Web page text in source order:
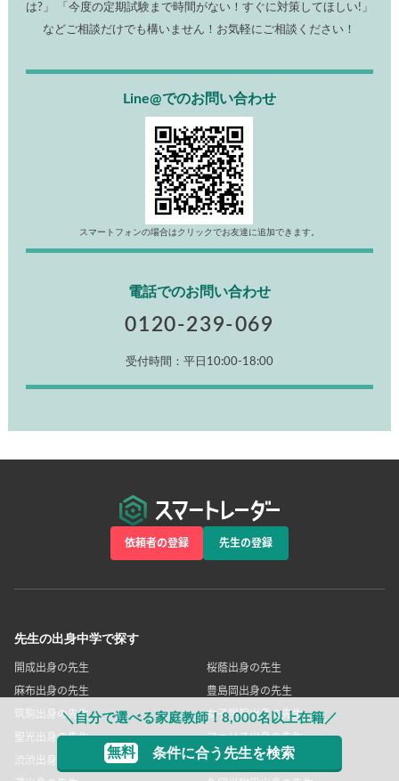
は?」 「今度の定期試験まで時間がない！すぐに対策してほしい!」
などご相談だけでも構いません！お気軽にご相談ください！
Line@でのお問い合わせ
スマートフォンの場合はクリックでお友達に追加できます。
電話でのお問い合わせ
0120-239-069
受付時間：平日10:00-18:00
＼自分で選べる家庭教師！8,000名以上在籍／
無料 条件に合う先生を検索
依頼者の登録 先生の登録
先生の出身中学で探す
開成出身の先生
桜蔭出身の先生
麻布出身の先生
豊島岡出身の先生
筑駒出身の先生
女子学院出身の先生
聖光出身の先生
フェリス出身の先生
渋渋出身の先生
渋幕出身の先生